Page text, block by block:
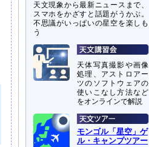
天文現象から最新ニュースまで、
スマホをかざすと話題がうかぶ。
不思議がいっぱいの星空を楽しも
う
天体写真撮影や画像
処理、アストロアー
ツのソフトウェアの
使いこなし方法など
をオンラインで解説
モンゴル「星空」ゲ
ル・キャンプツアー